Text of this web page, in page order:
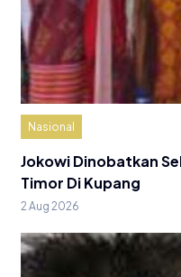
Nasional
Jokowi Dinobatkan
Timor Di Kupang
2 Aug 2026